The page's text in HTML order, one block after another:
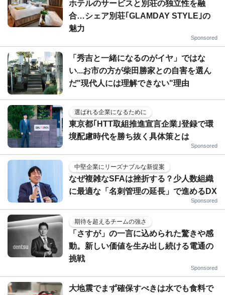
ホテルのサービスと別荘の独立性を融
合…シェア別荘｢GLAMDAY STYLE｣の
魅力
Sponsored
「秀吉と一緒になるのがイヤ」ではな
い...お市の方が柴田勝家との自害を選ん
だ"現代人には理解できない"理由
選ばれる企業になるために
東京都｢HTT取組推進宣言企業｣登録で環
境配慮時代を勝ち抜く具体策とは
Sponsored
中堅企業にリーズナブルな新提案
なぜ複雑なSFAは挫折する？少人数組織
に最適な「名刺管理の延長」で進めるDX
Sponsored
期待を超えるチームの強さ
「さすが」の一言に込められた驚きや感
動。新しい価値を生み出し続ける電通の
挑戦
Sponsored
大地震でまず確保すべきは水でも食料で